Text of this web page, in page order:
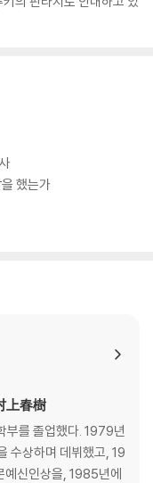
했는가
上春樹
부를 졸업했다. 1979년
수상하며 데뷔했고, 19
예신인상을, 1985년에